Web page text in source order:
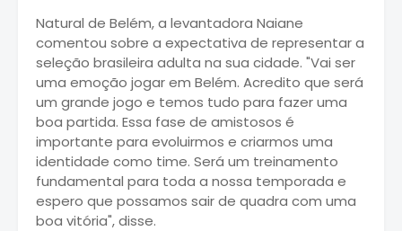
Natural de Belém, a levantadora Naiane
comentou sobre a expectativa de representar a
seleção brasileira adulta na sua cidade. "Vai ser
uma emoção jogar em Belém. Acredito que será
um grande jogo e temos tudo para fazer uma
boa partida. Essa fase de amistosos é
importante para evoluirmos e criarmos uma
identidade como time. Será um treinamento
fundamental para toda a nossa temporada e
espero que possamos sair de quadra com uma
boa vitória", disse.